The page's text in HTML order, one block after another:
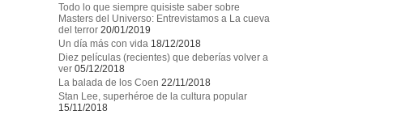
Todo lo que siempre quisiste saber sobre
Masters del Universo: Entrevistamos a La cueva
del terror 20/01/2019
Un día más con vida 18/12/2018
Diez películas (recientes) que deberías volver a
ver 05/12/2018
La balada de los Coen 22/11/2018
Stan Lee, superhéroe de la cultura popular
15/11/2018